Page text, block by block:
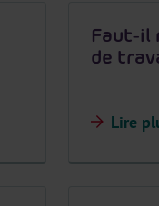
Faut-il
de
Lire